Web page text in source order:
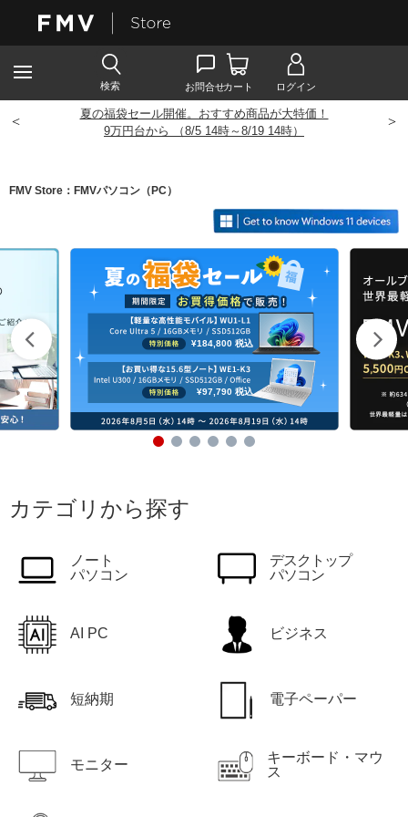
夏の福袋セール開催。おすすめ商品が大特価！
9万円台から （8/5 14時～8/19 14時）
< >
FMV Store：FMVパソコン（PC）
¥184,800 税込
¥97,790 税込
カテゴリから探す
ノート
パソコン
デスクトップ
パソコン
AI PC ビジネス
短納期 電子ペーパー
モニター
キーボード・マウ
ス